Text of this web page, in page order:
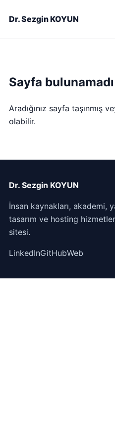
Dr. Sezgin KOYUN
Sayfa bulunamadı
Aradığınız sayfa taşınmış
olabilir.
Dr. Sezgin KOYUN
İnsan kaynakları, akademi,
tasarım ve hosting
sitesi.
LinkedInGitHubWeb